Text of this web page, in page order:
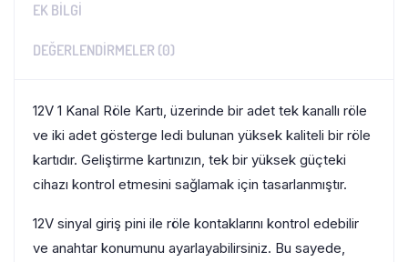
EK BILGI
DEĞERLENDIRMELER (0)
12V 1 Kanal Röle Kartı, üzerinde bir adet tek kanallı röle
ve iki adet gösterge ledi bulunan yüksek kaliteli bir röle
kartıdır. Geliştirme kartınızın, tek bir yüksek güçteki
cihazı kontrol etmesini sağlamak için tasarlanmıştır.
12V sinyal giriş pini ile röle kontaklarını kontrol edebilir
ve anahtar konumunu ayarlayabilirsiniz. Bu sayede,